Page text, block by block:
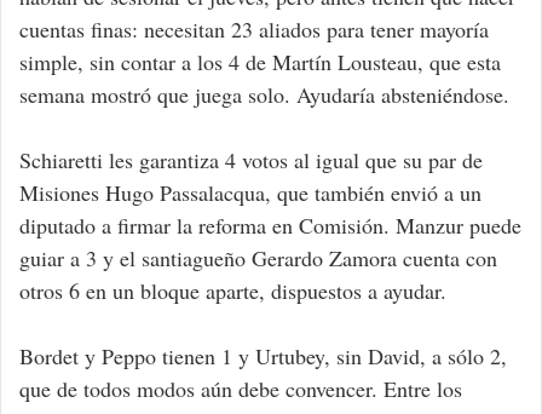
cuentas finas: necesitan 23 aliados para tener mayoría
simple, sin contar a los 4 de Martín Lousteau, que esta
semana mostró que juega solo. Ayudaría absteniéndose.
Schiaretti les garantiza 4 votos al igual que su par de
Misiones Hugo Passalacqua, que también envió a un
diputado a firmar la reforma en Comisión. Manzur puede
guiar a 3 y el santiagueño Gerardo Zamora cuenta con
otros 6 en un bloque aparte, dispuestos a ayudar.
Bordet y Peppo tienen 1 y Urtubey, sin David, a sólo 2,
que de todos modos aún debe convencer. Entre los